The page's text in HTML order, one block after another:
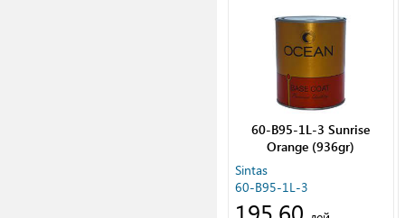
60-B95-1L-3 Sunrise
Orange (936gr)
Sintas
60-B95-1L-3